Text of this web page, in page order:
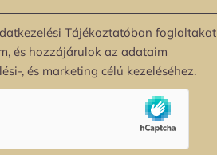
Tájékoztatóban foglaltakat
és hozzájárulok az adataim
, és marketing célú kezeléséhez.